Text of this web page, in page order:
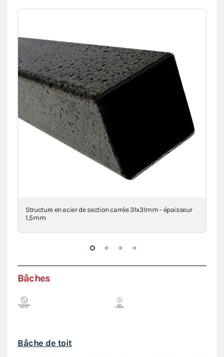
Structure en acier de section carrée 31x31mm - épaisseur
1,5mm
Bâches
Bâche de toit